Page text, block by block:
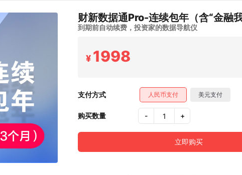
财新数据通Pro-连续包年（含“金融我
到期前自动续费，投资家的数据导航仪
¥ 1998
支付方式 人民币支付 美元支付
购买数量 - +
立即购买